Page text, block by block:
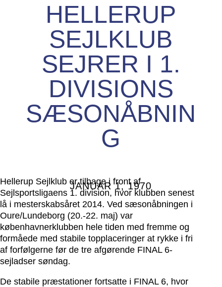
HELLERUP
SEJLKLUB
SEJRER I 1.
DIVISIONS
SÆSONÅBNIN
G
JANUAR 1, 1970
Hellerup Sejlklub er tilbage i front af
Sejlsportsligaens 1. division, hvor klubben senest
lå i mesterskabsåret 2014. Ved sæsonåbningen i
Oure/Lundeborg (20.-22. maj) var
københavnerklubben hele tiden med fremme og
formåede med stabile topplaceringer at rykke i fri
af forfølgerne før de tre afgørende FINAL 6-
sejladser søndag.
De stabile præstationer fortsatte i FINAL 6, hvor